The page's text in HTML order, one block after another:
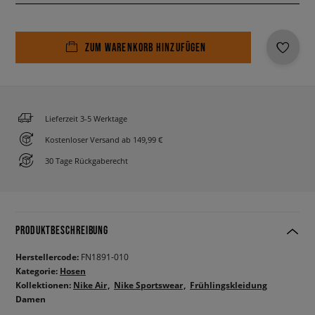
ZUM WARENKORB HINZUFÜGEN
Lieferzeit 3-5 Werktage
Kostenloser Versand ab 149,99 €
30 Tage Rückgaberecht
PRODUKTBESCHREIBUNG
Herstellercode: FN1891-010
Kategorie: Hosen
Kollektionen: Nike Air Nike Sportswear
Frühlingskleidung
Damen